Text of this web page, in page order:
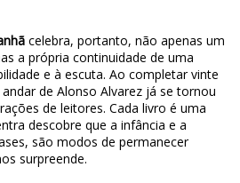
celebra, portanto, não apenas um
a própria continuidade de uma
e à escuta. Ao completar vinte
de Alonso Alvarez já se tornou
de leitores. Cada livro é uma
descobre que a infância e a
são modos de permanecer
surpreende.